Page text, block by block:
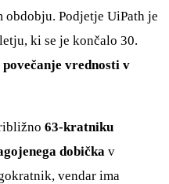
Podjetje UiPath je
ki se je končalo 30.
vrednosti v
63-kratniku
dobička v
vendar ima